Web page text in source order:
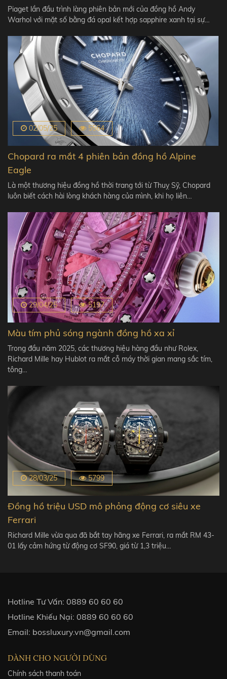
Piaget lần đầu trình làng phiên bản mới của đồng hồ Andy
Warhol với mặt số bằng đá opal kết hợp sapphire xanh tại sự…
02/05/25 5564
Chopard ra mắt 4 phiên bản đồng hồ Alpine
Eagle
Là một thương hiệu đồng hồ thời trang tới từ Thuỵ Sỹ, Chopard
luôn biết cách hài lòng khách hàng của mình, khi họ liên…
29/04/25 5197
Màu tím phủ sóng ngành đồng hồ xa xỉ
Trong đầu năm 2025, các thương hiệu hàng đầu như Rolex,
Richard Mille hay Hublot ra mắt cỗ máy thời gian mang sắc tím,
tông…
28/03/25 5799
Đồng hồ triệu USD mô phỏng động cơ siêu xe
Ferrari
Richard Mille vừa qua đã bắt tay hãng xe Ferrari, ra mắt RM 43-
01 lấy cảm hứng từ động cơ SF90, giá từ 1,3 triệu…
Hotline Tư Vấn: 0889 60 60 60
Hotline Khiếu Nại: 0889 60 60 60
Email: bossluxury.vn@gmail.com
DÀNH CHO NGƯỜI DÙNG
Chính sách thanh toán